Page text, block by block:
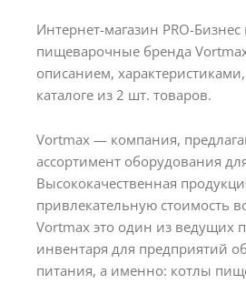
Интернет-магазин PRO-Бизнес
пищеварочные бренда
описанием,
каталоге из 2 шт. товаров.
Vortmax — компания,
ассортимент оборудования
Высококачественная
привлекательную стоимость
Vortmax это один из ведущих
инвентаря для предприятий
питания, а именно: котлы